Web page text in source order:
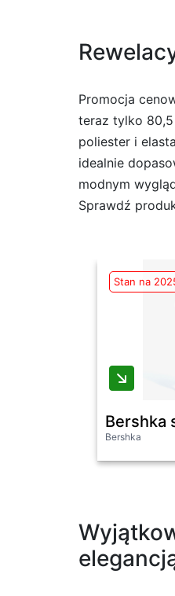
Promocja
teraz tylko 80,5
poliester i
idealnie
modnym
Sprawdź
Stan na
Bershka
Bershka